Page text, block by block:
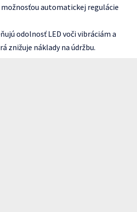
automatickej regulácie
odolnosť LED voči vibráciám a
znižuje náklady na údržbu.